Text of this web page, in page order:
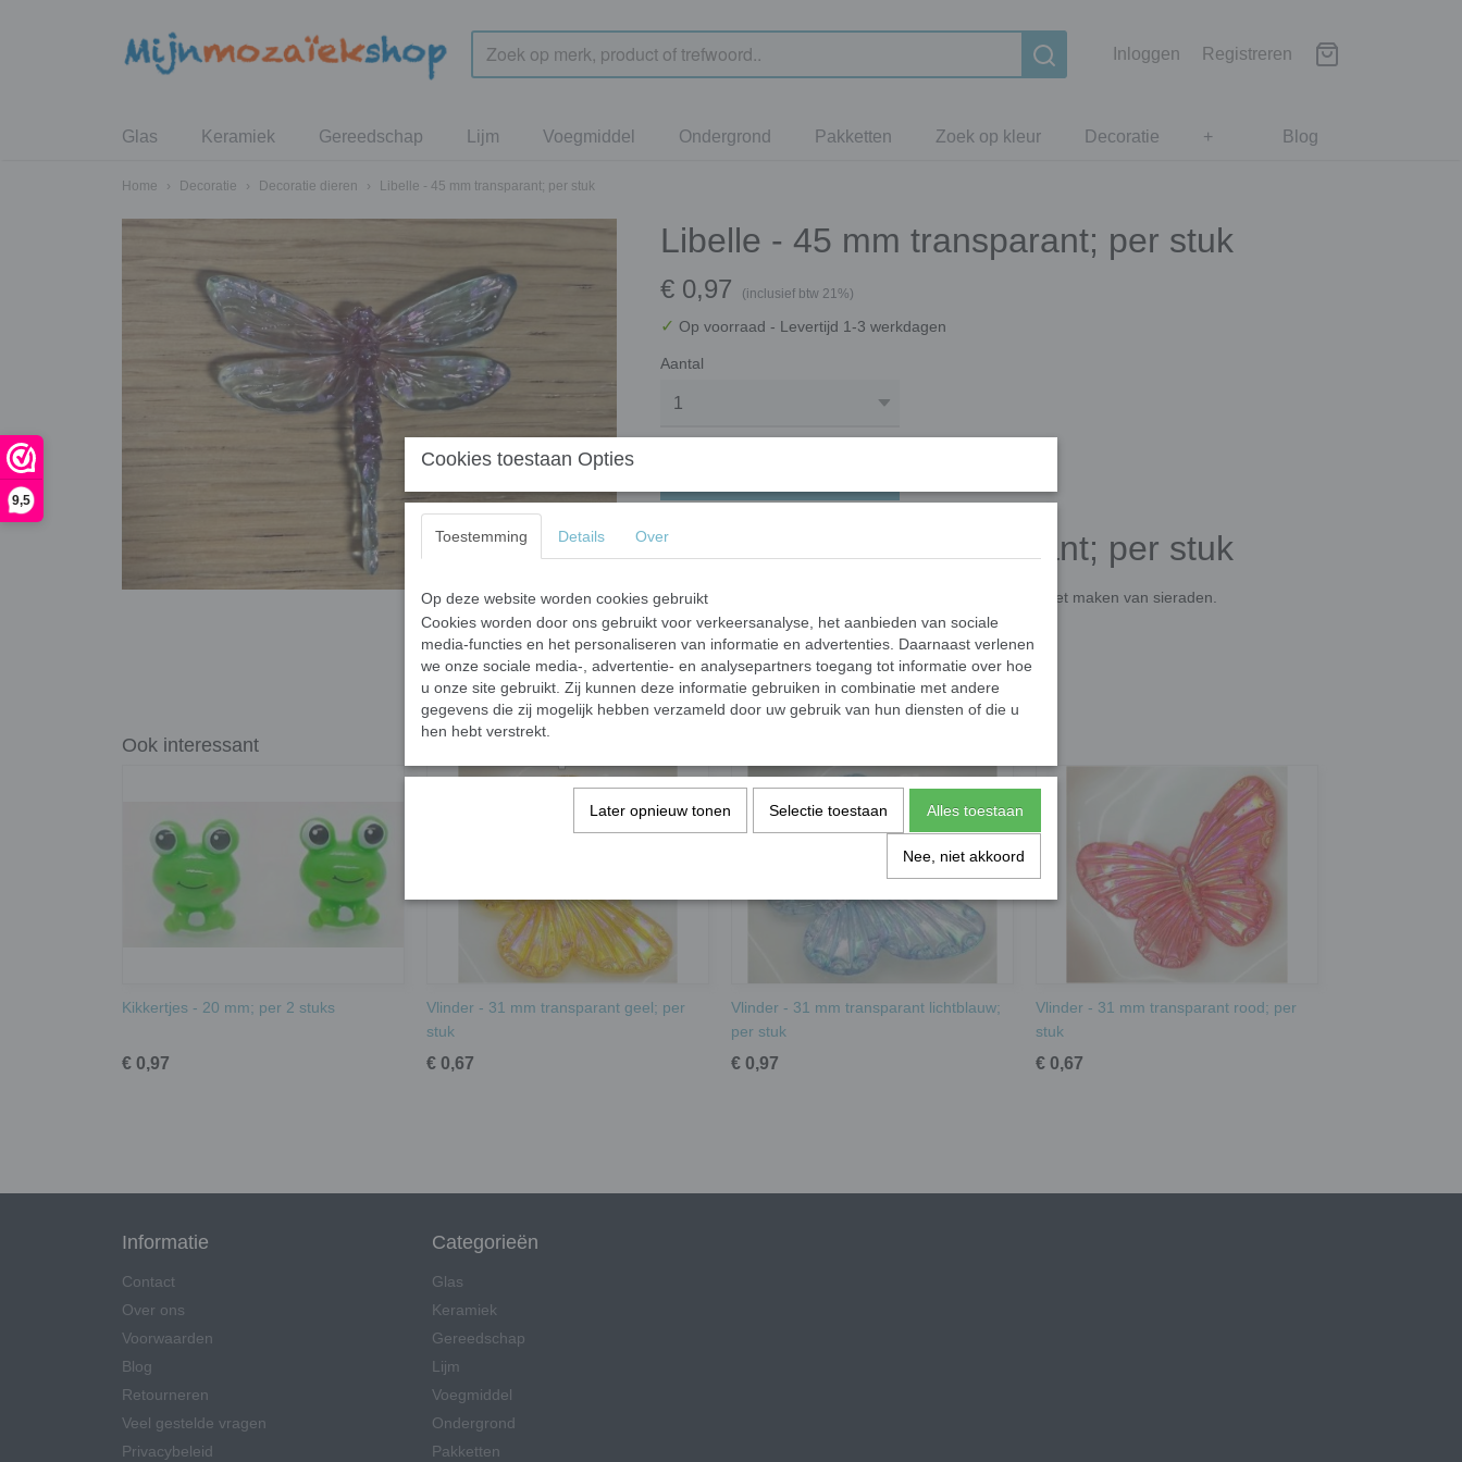
9,5
Inloggen Registreren
Blog
Glas Keramiek Gereedschap Lijm Voegmiddel Ondergrond Pakketten Zoek op kleur Decoratie +
Home › Decoratie › Decoratie dieren › Libelle - 45 mm transparant; per stuk
Libelle - 45 mm transparant; per stuk
€ 0,97 (inclusief btw 21%)
✓ Op voorraad - Levertijd 1-3 werkdagen
Aantal
Libelle - 45 mm transparant; per stuk
Om te verwerken in een mozaiek kunstwerkstuk of voor het maken van sieraden.
Materiaal:hars
Afmeting
: 45 mm x 50 mm
Ook interessant
Kikkertjes - 20 mm; per 2 stuks
€ 0,97
Vlinder - 31 mm transparant geel; per
stuk
€ 0,67
Vlinder - 31 mm transparant lichtblauw;
per stuk
€ 0,97
Vlinder - 31 mm transparant rood; per
stuk
€ 0,67
Informatie
Contact
Over ons
Voorwaarden
Blog
Retourneren
Veel gestelde vragen
Privacybeleid
Categorieën
Glas
Keramiek
Gereedschap
Lijm
Voegmiddel
Ondergrond
Pakketten
Cookies toestaan Opties
Toestemming Details Over
Op deze website worden cookies gebruikt
Cookies worden door ons gebruikt voor verkeersanalyse, het aanbieden van sociale
media-functies en het personaliseren van informatie en advertenties. Daarnaast verlenen
we onze sociale media-, advertentie- en analysepartners toegang tot informatie over hoe
u onze site gebruikt. Zij kunnen deze informatie gebruiken in combinatie met andere
gegevens die zij mogelijk hebben verzameld door uw gebruik van hun diensten of die u
hen hebt verstrekt.
Later opnieuw tonen Selectie toestaan Alles toestaan
Nee, niet akkoord